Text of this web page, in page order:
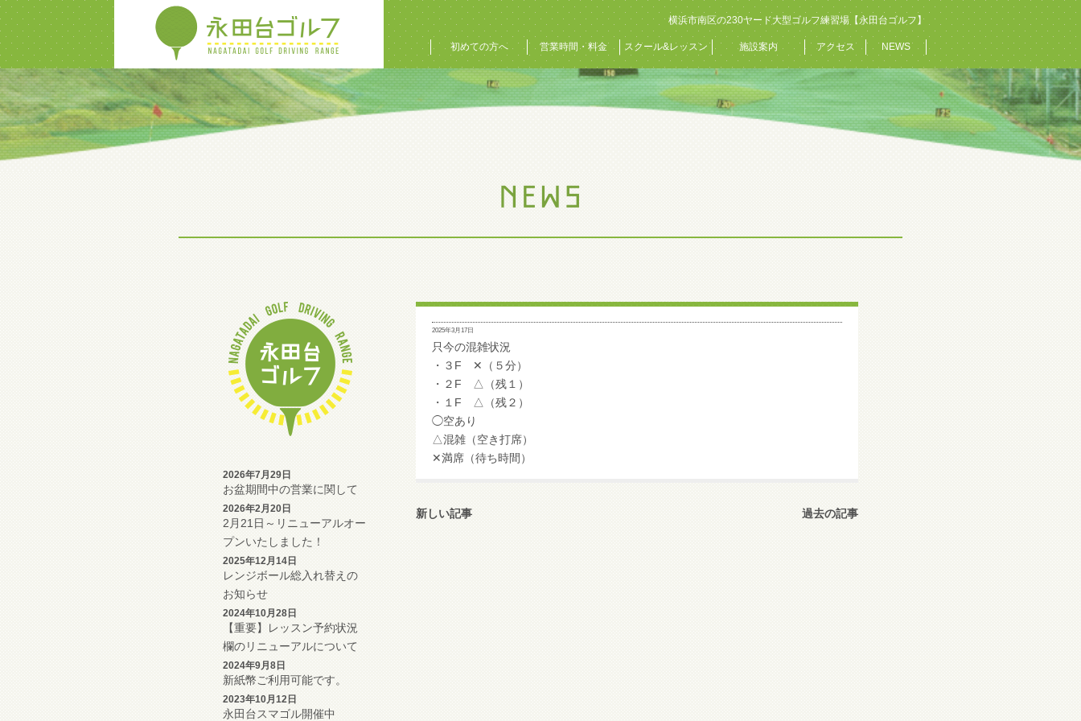
横浜市南区の230ヤード大型ゴルフ練習場【永田台ゴルフ】
初めての方へ 営業時間・料金 スクール&レッスン 施設案内 アクセス NEWS
2026年7月29日
お盆期間中の営業に関して
2026年2月20日
2月21日～リニューアルオー
プンいたしました！
2025年12月14日
レンジボール総入れ替えの
お知らせ
2024年10月28日
【重要】レッスン予約状況
欄のリニューアルについて
2024年9月8日
新紙幣ご利用可能です。
2023年10月12日
永田台スマゴル開催中
2025年3月17日
只今の混雑状況
・３F ✕（５分）
・２F △（残１）
・１F △（残２）
◯空あり
△混雑（空き打席）
✕満席（待ち時間）
新しい記事 過去の記事